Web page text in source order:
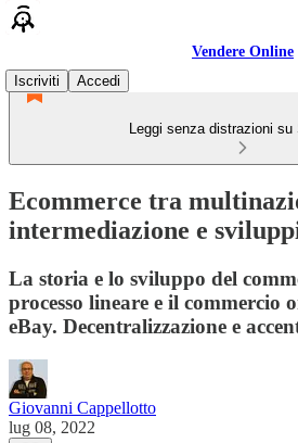
Vendere Online
Iscriviti
Accedi
Leggi senza distrazioni su
Ecommerce tra
intermediazione e
La storia e lo sviluppo del
processo lineare e il commercio
eBay. Decentralizzazione e
Giovanni Cappellotto
lug 08, 2022